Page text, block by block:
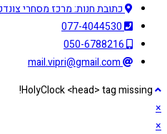
כתובת חנות: מרכז מסחרי
077-4044530
050-6788216
mail.vipri@gmail.com
HolyClock <head> tag missing!
×
×